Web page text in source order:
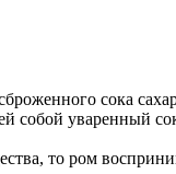
сока
собой уваренный
то ром